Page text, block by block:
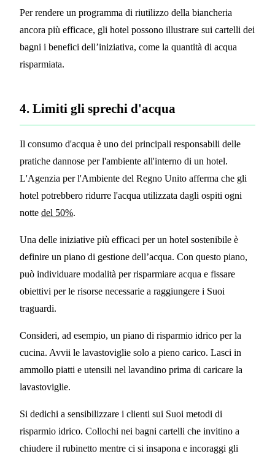
Per rendere un programma di riutilizzo della biancheria
ancora più efficace, gli hotel possono illustrare sui cartelli dei
bagni i benefici dell’iniziativa, come la quantità di acqua
risparmiata.
4. Limiti gli sprechi d'acqua
Il consumo d'acqua è uno dei principali responsabili delle
pratiche dannose per l'ambiente all'interno di un hotel.
L'Agenzia per l'Ambiente del Regno Unito afferma che gli
hotel potrebbero ridurre l'acqua utilizzata dagli ospiti ogni
notte del 50%.
Una delle iniziative più efficaci per un hotel sostenibile è
definire un piano di gestione dell’acqua. Con questo piano,
può individuare modalità per risparmiare acqua e fissare
obiettivi per le risorse necessarie a raggiungere i Suoi
traguardi.
Consideri, ad esempio, un piano di risparmio idrico per la
cucina. Avvii le lavastoviglie solo a pieno carico. Lasci in
ammollo piatti e utensili nel lavandino prima di caricare la
lavastoviglie.
Si dedichi a sensibilizzare i clienti sui Suoi metodi di
risparmio idrico. Collochi nei bagni cartelli che invitino a
chiudere il rubinetto mentre ci si insapona e incoraggi gli